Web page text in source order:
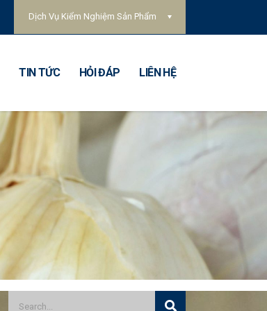
Dịch Vụ Kiểm Nghiệm Sản Phẩm
TIN TỨC HỎI ĐÁP LIÊN HỆ